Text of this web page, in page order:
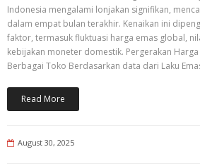
Indonesia mengalami lonjakan signifikan,
dalam empat bulan terakhir. Kenaikan ini
faktor, termasuk fluktuasi harga emas global,
kebijakan moneter domestik. Pergerakan Harga
Berbagai Toko Berdasarkan data dari Laku
Read More
August 30, 2025